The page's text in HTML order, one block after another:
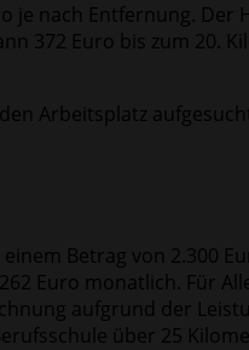
je nach Entfernung.
372 Euro bis zum 20.
Arbeitsplatz
Betrag von 2.300
Euro monatlich. Für
aufgrund der
über 25